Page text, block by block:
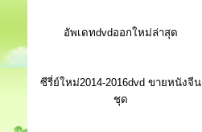
อัพเดทdvdออกใหม่ล่าสุด
ซีรี่ย์ใหม่2014-2016dvd ขายหนังจีน
ชุด